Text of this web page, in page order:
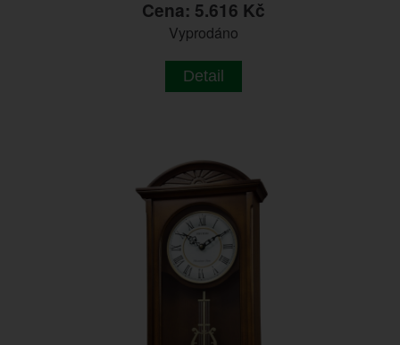
Cena: 5.616 Kč
Vyprodáno
Detail